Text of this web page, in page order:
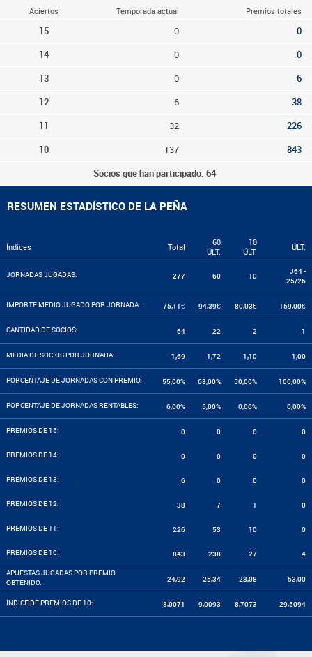
Aciertos Temporada actual Premios totales
15 0 0
14 0 0
13 0 6
12 6 38
11 32 226
10 137 843
Socios que han participado: 64
RESUMEN ESTADÍSTICO DE LA PEÑA
Índices Total
60
ÚLT.
10
ÚLT.
ÚLT.
JORNADAS JUGADAS: 277 60 10
J64 -
25/26
IMPORTE MEDIO JUGADO POR JORNADA: 75,11€ 94,39€ 80,03€ 159,00€
CANTIDAD DE SOCIOS: 64 22 2 1
MEDIA DE SOCIOS POR JORNADA: 1,69 1,72 1,10 1,00
PORCENTAJE DE JORNADAS CON PREMIO: 55,00% 68,00% 50,00% 100,00%
PORCENTAJE DE JORNADAS RENTABLES: 6,00% 5,00% 0,00% 0,00%
PREMIOS DE 15: 0 0 0 0
PREMIOS DE 14: 0 0 0 0
PREMIOS DE 13: 6 0 0 0
PREMIOS DE 12: 38 7 1 0
PREMIOS DE 11: 226 53 10 0
PREMIOS DE 10: 843 238 27 4
APUESTAS JUGADAS POR PREMIO
OBTENIDO:
24,92 25,34 28,08 53,00
ÍNDICE DE PREMIOS DE 10: 8,0071 9,0093 8,7073 29,5094